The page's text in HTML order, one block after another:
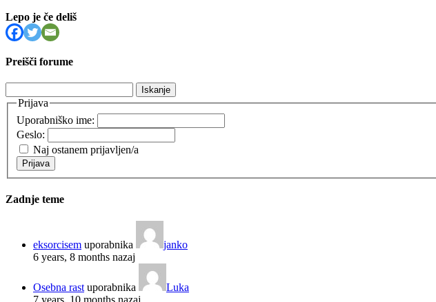
Lepo je če deliš
Preišči forume
Prijava
Uporabniško ime:
Geslo:
Naj ostanem prijavljen/a
Prijava
Zadnje teme
eksorcisem uporabnika
janko
6 years, 8 months nazaj
Osebna rast uporabnika
Luka
7 years, 10 months nazaj